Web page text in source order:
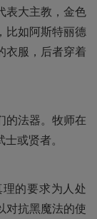
表大主教，金色
比如阿斯特丽德
衣服，后者穿着
的法器。牧师在
或贤者。
的要求为人处
对抗黑魔法的使